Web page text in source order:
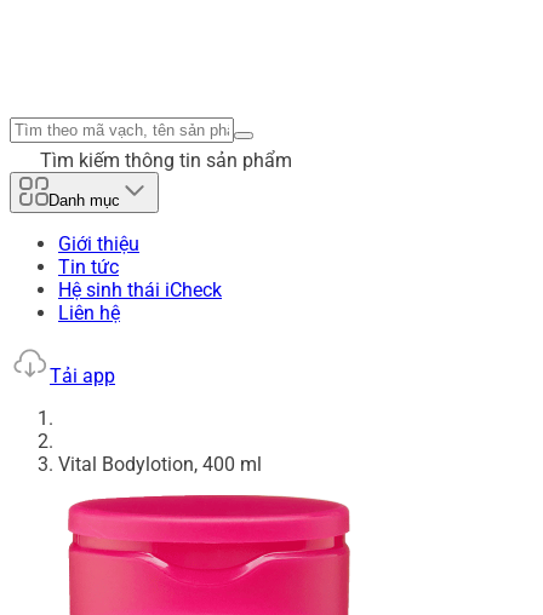
Tìm kiếm thông tin sản phẩm
Danh mục
Giới thiệu
Tin tức
Hệ sinh thái iCheck
Liên hệ
Tải app
Vital Bodylotion, 400 ml